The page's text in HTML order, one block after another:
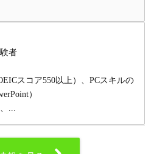
者
スコア550以上）、PCスキルの
）
...